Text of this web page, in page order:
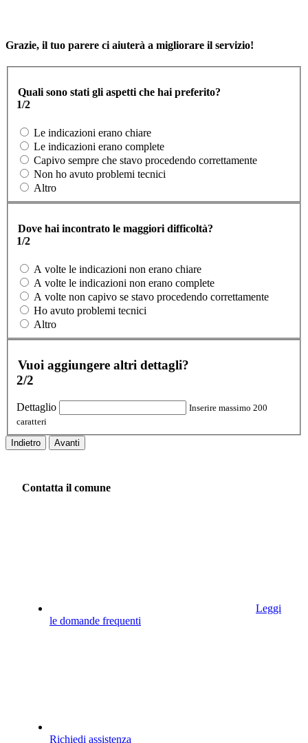
Grazie, il tuo parere ci aiuterà a migliorare il servizio!
Quali sono stati gli aspetti che hai preferito?
1/2
Le indicazioni erano chiare
Le indicazioni erano complete
Capivo sempre che stavo procedendo correttamente
Non ho avuto problemi tecnici
Altro
Dove hai incontrato le maggiori difficoltà?
1/2
A volte le indicazioni non erano chiare
A volte le indicazioni non erano complete
A volte non capivo se stavo procedendo correttamente
Ho avuto problemi tecnici
Altro
Vuoi aggiungere altri dettagli?
2/2
Dettaglio
Inserire massimo 200
caratteri
Indietro Avanti
Contatta il comune
Leggi
le domande frequenti
Richiedi assistenza